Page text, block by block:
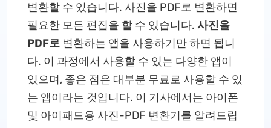
변환할 수 있습니다. 사진을 PDF로 변환하면
필요한 모든 편집을 할 수 있습니다. 사진을
PDF로변환하는 앱을 사용하기만 하면 됩니
다. 이 과정에서 사용할 수 있는 다양한 앱이
있으며, 좋은 점은 대부분 무료로 사용할 수 있
는 앱이라는 것입니다. 이 기사에서는 아이폰
및 아이패드용 사진-PDF 변환기를 알려드립